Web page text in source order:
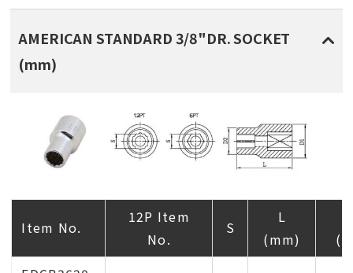
AMERICAN STANDARD 3/8"DR. SOCKET
(mm)
Item No.
12P Item
No.
S
L
(mm)